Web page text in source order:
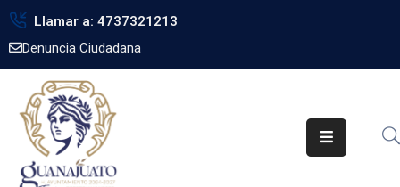
Llamar a: 4737321213
Denuncia Ciudadana
Inicio
Gobierno
Trámites